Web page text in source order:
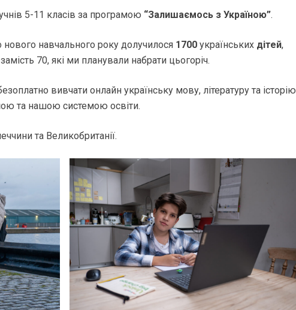
5-11 класів за програмою “Залишаємось з Україною”.
навчального року долучилося 1700 українських дітей,
70, які ми планували набрати цьогоріч.
вивчати онлайн українську мову, літературу та історію
та нашою системою освіти.
та Великобританії.